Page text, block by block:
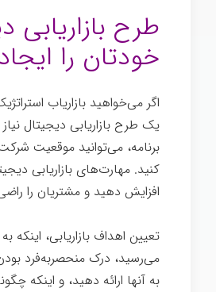
طرح بازاریابی
خودتان را
اگر می‌خواهید بازاریاب
یک طرح بازاریابی دیجیتال نیاز
برنامه، می‌توانید موقعیت
کنید. مهارت‌های بازاریابی
افزایش دهید و مشتریان را
تعیین اهداف بازاریابی، اینکه
می‌رسید، درک منحصربه‌فرد
به آنها ارائه دهید، و اینکه